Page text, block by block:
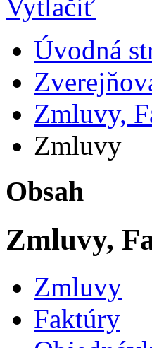
Úvodná
Zmluvy,
Zmluvy
Obsah
Zmluvy,
Zmluvy
Faktúry